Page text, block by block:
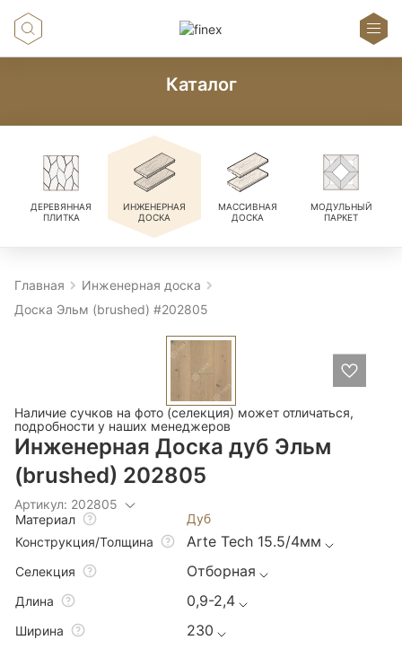
Каталог
ДЕРЕВЯННАЯ
ПЛИТКА
ИНЖЕНЕРНАЯ
ДОСКА
МАССИВНАЯ
ДОСКА
МОДУЛЬНЫЙ
ПАРКЕТ
Главная
Инженерная доска
Доска Эльм (brushed) #202805
Наличие сучков на фото (селекция) может отличаться,
подробности у наших менеджеров
Инженерная Доска дуб Эльм
(brushed) 202805
Артикул: 202805
Материал
Дуб
Конструкция/Толщина
Arte Tech 15.5/4мм
Селекция Отборная
Длина 0,9-2,4
Ширина 230